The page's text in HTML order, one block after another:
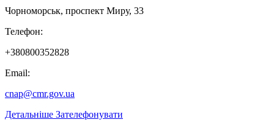
Чорноморськ, проспект Миру, 33
Телефон:
+380800352828
Email:
cnap@cmr.gov.ua
Детальніше Зателефонувати